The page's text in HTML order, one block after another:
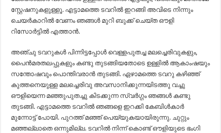
സ്റ്റേഷനുകളുള്ളൂ. എട്ടാമത്തെ ടവറിൽ ഇറങ്ങി അവിടെ നിന്നും
ചെയർകാറിൽ വേണം ഞങ്ങൾ മുറി ബുക്ക് ചെയ്ത ഔളി
റിസോർട്ടിൽ എത്താൻ.
അഞ്ചു ടവറുകൾ പിന്നിട്ടപ്പോൾ വെള്ളപുതച്ച മലച്ചെരിവുകളും,
പൈൻമരതലപ്പുകളും കണ്ടു തുടങ്ങിയതോടെ ഉള്ളിൽ ആകാംഷയും
സന്തോഷവും പൊന്തിവരാൻ തുടങ്ങി. ഏഴാമത്തെ ടവറു കഴിഞ്ഞ്
കുത്തനെയുള്ള മലച്ചെരിവു അവസാനിക്കുന്നയിടത്തു വച്ചു
ഔളിയെന്ന മഞ്ഞുപുതച്ചു കിടക്കുന്ന സ്വർഗ്ഗം ഞങ്ങൾ കണ്ടു
തുടങ്ങി. എട്ടാമത്തെ ടവറിൽ ഞങ്ങളെ ഇറക്കി കേബിൾകാർ
മുന്നോട്ട് പോയി. പുറത്ത് മഞ്ഞ് പെയ്യുകയായിരുന്നു. ചുറ്റും
മഞ്ഞല്ലാതെ ഒന്നുമില്ല. ടവറിൽ നിന്ന് കൊണ്ട് ഔളിയുടെ ഭംഗി